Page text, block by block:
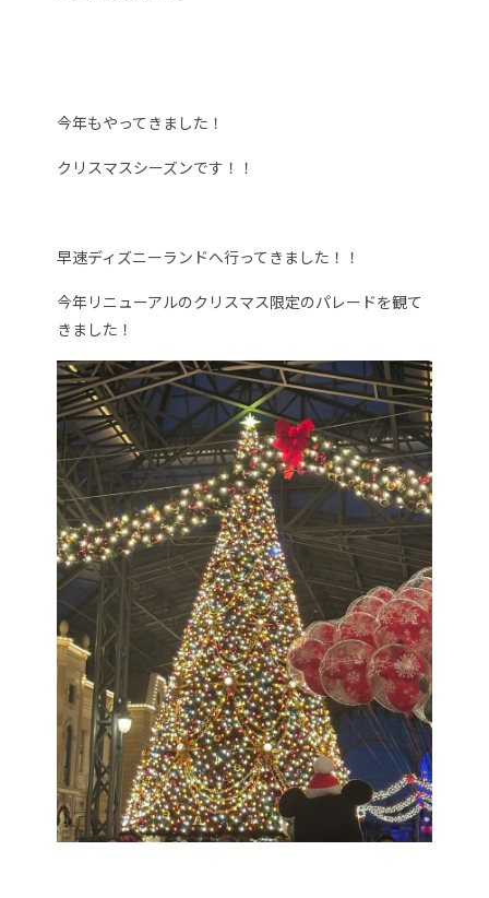
今年もやってきました！
クリスマスシーズンです！！
早速ディズニーランドへ行ってきました！！
今年リニューアルのクリスマス限定のパレードを観て
きました！